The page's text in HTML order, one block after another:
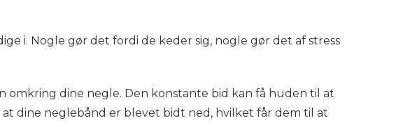
i. Nogle gør det fordi de keder sig, nogle gør det af stress
dine negle. Den konstante bid kan få huden til at
dine neglebånd er blevet bidt ned, hvilket får dem til at